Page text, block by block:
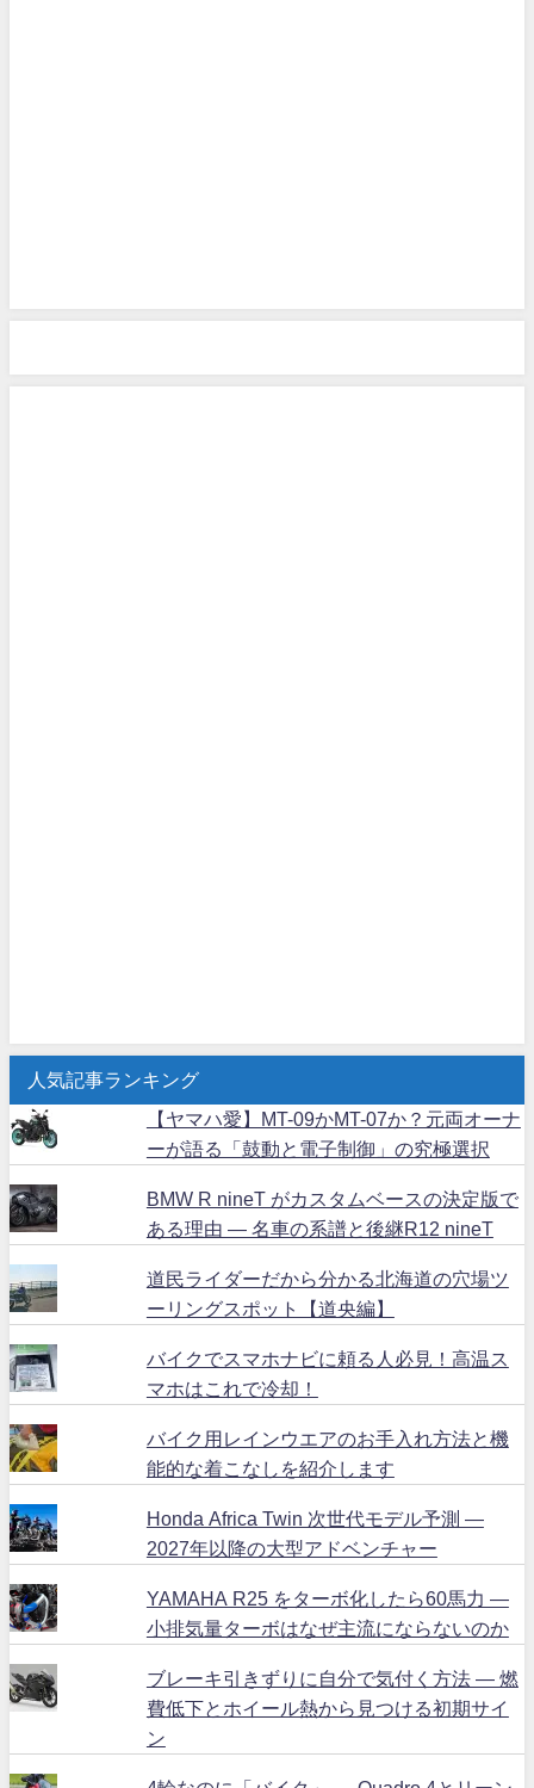
人気記事ランキング
【ヤマハ愛】MT-09かMT-07か？元両オーナ
ーが語る「鼓動と電子制御」の究極選択
BMW R nineT がカスタムベースの決定版で
ある理由 ― 名車の系譜と後継R12 nineT
道民ライダーだから分かる北海道の穴場ツ
ーリングスポット【道央編】
バイクでスマホナビに頼る人必見！高温ス
マホはこれで冷却！
バイク用レインウエアのお手入れ方法と機
能的な着こなしを紹介します
Honda Africa Twin 次世代モデル予測 ―
2027年以降の大型アドベンチャー
YAMAHA R25 をターボ化したら60馬力 ―
小排気量ターボはなぜ主流にならないのか
ブレーキ引きずりに自分で気付く方法 ― 燃
費低下とホイール熱から見つける初期サイ
ン